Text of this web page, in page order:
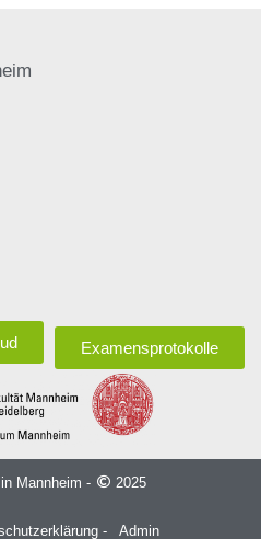
Examensprotokolle
Mannheim - 2025
- Admin